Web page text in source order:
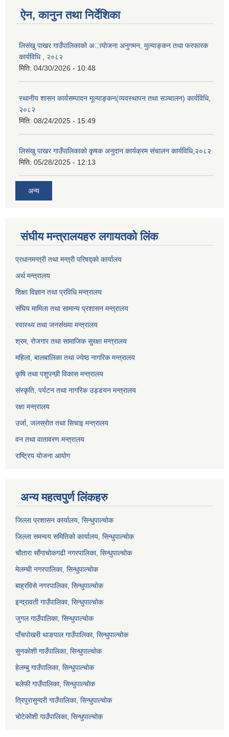
ऐन, कानुन तथा निर्देशिका
लिसंखु पाखर गाउँपालिकाकाे अायाेजना अनुगमन, मुल्याङ्कन तथा फरफारक
कार्यविधि , २०८२
मिति: 04/30/2026 - 10:48
स्थानीय शासन कार्यसम्पादन मूल्याङ्कन(व्यवस्थापन तथा सञ्चालन) कार्यविधि,
२०८२
मिति: 08/24/2025 - 15:49
लिसंखु पाखर गाउँपालिकाको कृषक अनुदान कार्यक्रम संचालन कार्यविधि,२०८२
मिति: 05/28/2025 - 12:13
अन्य
संघीय मन्त्रालयहरु लगायतको लिंक
प्रधानमन्त्री तथा मन्त्री परिषद्को कार्यालय
अर्थ मन्त्रालय
शिक्षा विज्ञान तथा प्रविधि मन्त्रालय
संघिय मामिला तथा सामान्य प्रशासन मन्त्रालय
स्वास्थ्य तथा जनसंख्या मन्त्रालय
श्रम, रोजगार तथा सामाजिक सुरक्षा मन्त्रालय
महिला, बालबालिका तथा ज्येष्ठ नागरिक मन्त्रालय
कृषि तथा पशुपन्छी विकास मन्त्रालय
संस्कृति, पर्यटन तथा नागरिक उड्डयन मन्त्रालय
रक्षा मन्त्रालय
उर्जा, जलस्रोत तथा सिचाइ मन्त्रालय
वन तथा वातावरण मन्त्रालय
राष्ट्रिय योजना आयोग
अन्य महत्वपुर्ण लिंकहरु
जिल्ला प्रशासन कार्यालय, सिन्धुपाल्चोक
जिल्ला समन्वय समितिको कार्यालय, सिन्धुपाल्चोक
चौतारा साँगाचोकगढी नगरपालिका, सिन्धुपाल्चोक
मेलम्ची नगरपालिका, सिन्धुपाल्चोक
बाह्रविसे नगरपालिका, सिन्धुपाल्चोक
इन्द्रावती गाउँपालिका, सिन्धुपाल्चोक
जुगल गाउँपालिका, सिन्धुपाल्चोक
पाँचपोखरी थाङपाल गाउँपालिका, सिन्धुपाल्चोक
सुनकोशी गाउँपालिका, सिन्धुपाल्चोक
हेलम्बु गाउँपालिका, सिन्धुपाल्चोक
बलेफी गाउँपालिका, सिन्धुपाल्चोक
त्रिपुरासुन्दरी गाउँपालिका, सिन्धुपाल्चोक
भोटेकोशी गाउँपालिका, सिन्धुपाल्चोक